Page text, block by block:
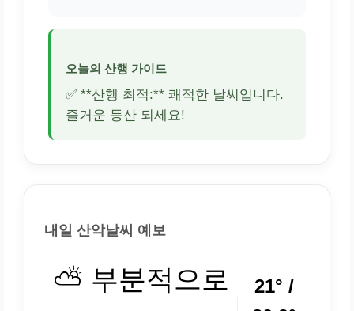
오늘의 산행 가이드
✅ **산행 최적:** 쾌적한 날씨입니다.
즐거운 등산 되세요!
내일 산악날씨 예보
⛅ 부분적으로
21° /